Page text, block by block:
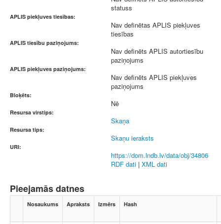
statuss
APLIS piekļuves tiesības:
Nav definētas APLIS piekļuves
tiesības
APLIS tiesību paziņojums:
Nav definēts APLIS autortiesību
paziņojums
APLIS piekļuves paziņojums:
Nav definēts APLIS piekļuves
paziņojums
Bloķēts:
Nē
Resursa virstips:
Skaņa
Resursa tips:
Skaņu ieraksts
URI:
https://dom.lndb.lv/data/obj/34806
RDF dati | XML dati
Pieejamās datnes
Nosaukums Apraksts Izmērs Hash